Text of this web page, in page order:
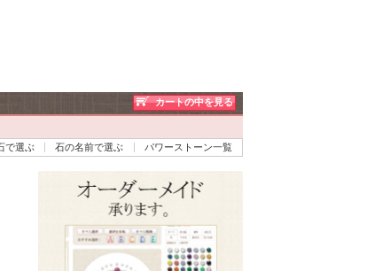
カートの中を見る
で選ぶ 石の名前で選ぶ パワーストーン一覧